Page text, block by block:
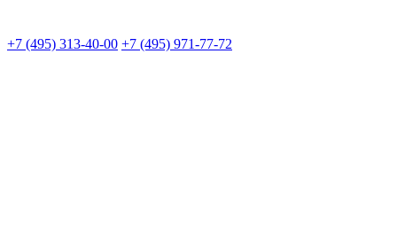
+7 (495) 313-40-00 +7 (495) 971-77-72